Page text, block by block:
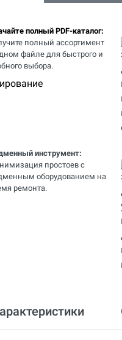
полный PDF-каталог:
полный ассортимент
файле для быстрого и
выбора.
инструмент:
простоев с
оборудованием на
ремонта.